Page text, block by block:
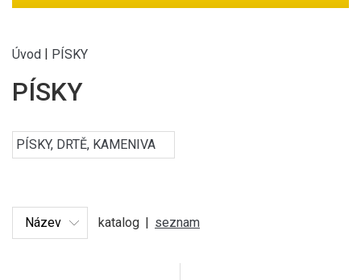
Úvod | PÍSKY
PÍSKY
PÍSKY, DRTĚ, KAMENIVA
katalog | seznam